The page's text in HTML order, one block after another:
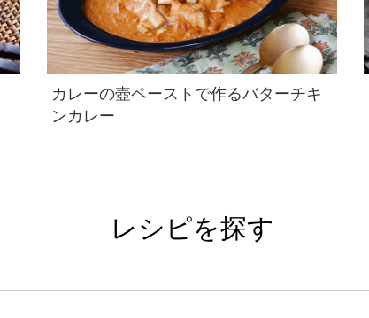
カレーの壺ペーストで作るバターチキ
ンカレー
レシピを探す